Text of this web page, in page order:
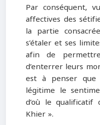
Par conséquent,
affectives des
la partie
s’étaler et ses
afin de
d’enterrer leurs
est à penser que
légitime le
d’où le qualificatif
Khier ».